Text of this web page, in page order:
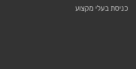
כניסת בעלי מקצוע